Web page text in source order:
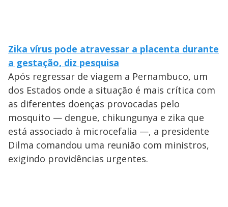
Zika vírus pode atravessar a placenta durante
a gestação, diz pesquisa
Após regressar de viagem a Pernambuco, um
dos Estados onde a situação é mais crítica com
as diferentes doenças provocadas pelo
mosquito — dengue, chikungunya e zika que
está associado à microcefalia —, a presidente
Dilma comandou uma reunião com ministros,
exigindo providências urgentes.